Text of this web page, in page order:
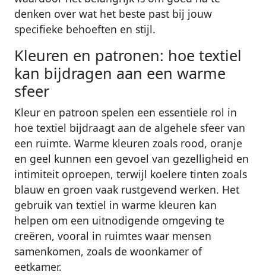
denken over wat het beste past bij jouw
specifieke behoeften en stijl.
Kleuren en patronen: hoe textiel
kan bijdragen aan een warme
sfeer
Kleur en patroon spelen een essentiële rol in
hoe textiel bijdraagt aan de algehele sfeer van
een ruimte. Warme kleuren zoals rood, oranje
en geel kunnen een gevoel van gezelligheid en
intimiteit oproepen, terwijl koelere tinten zoals
blauw en groen vaak rustgevend werken. Het
gebruik van textiel in warme kleuren kan
helpen om een uitnodigende omgeving te
creëren, vooral in ruimtes waar mensen
samenkomen, zoals de woonkamer of
eetkamer.